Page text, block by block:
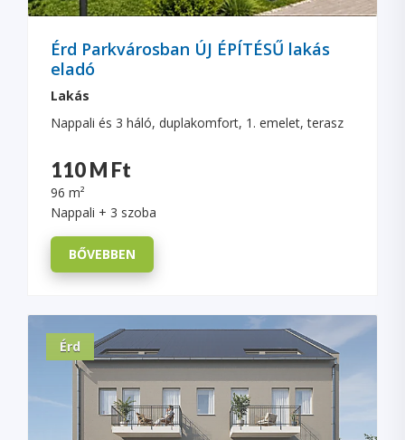
Érd Parkvárosban ÚJ ÉPÍTÉSŰ lakás
eladó
Lakás
Nappali és 3 háló, duplakomfort, 1. emelet, terasz
110 M Ft
96 m²
Nappali + 3 szoba
BŐVEBBEN
Érd